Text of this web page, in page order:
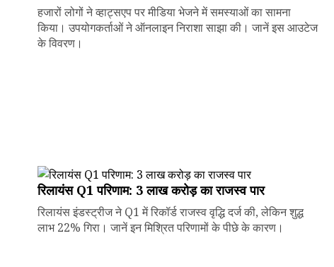
हजारों लोगों ने व्हाट्सएप पर मीडिया भेजने में समस्याओं का सामना
किया। उपयोगकर्ताओं ने ऑनलाइन निराशा साझा की। जानें इस आउटेज
के विवरण।
रिलायंस Q1 परिणाम: ₹3 लाख करोड़ का राजस्व पार
रिलायंस इंडस्ट्रीज ने Q1 में रिकॉर्ड राजस्व वृद्धि दर्ज की, लेकिन शुद्ध
लाभ 22% गिरा। जानें इन मिश्रित परिणामों के पीछे के कारण।